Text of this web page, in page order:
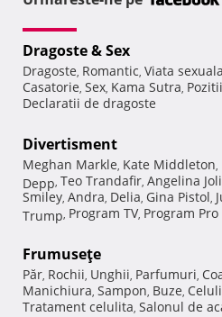
Dragoste & Sex
Dragoste, Romantic, Viata sexuala
Casatorie, Sex, Kama Sutra,
Declaratii de dragoste
Divertisment
Meghan Markle, Kate Middleton,
Depp, Teo Trandafir, Angelina
Smiley, Andra, Delia, Gina Pistol,
Trump, Program TV, Program Pro
Frumuseţe
Păr, Rochii, Unghii, Parfumuri,
Manichiura, Sampon, Buze,
Tratament celulita, Salonul de